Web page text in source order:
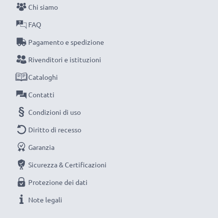
NOTA BENE:
raggiungimento di efficienza desiderata ricarica
completamente le batterie prima d‘impiegarle.
Non lasciarti scappare neanche uno scatto con
questo caricabatteria intelligente, con schermo
LCD, marcato CELLONIC. Ordina ora, spedizione
rapida e 3 anni di garanzia!
Chi siamo
FAQ
Pagamento e spedizione
Rivenditori e istituzioni
Cataloghi
Contatti
Condizioni di uso
Diritto di recesso
Garanzia
Sicurezza & Certificazioni
Protezione dei dati
Note legali